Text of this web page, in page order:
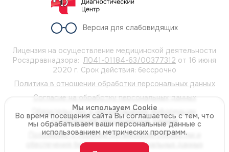
Версия для слабовидящих
Лицензия на осуществление медицинской деятельности
Росздравнадзора: Л041-01184-63/00377312 от 16 июня
2020 г. Срок действия: бессрочно
Политика в отношении обработки персональных данных
Согласие на обработку персональных данных
Обязательство о неразглашении информации,
содержащей персональные данные
Положение о порядке организации обработки и
обеспечения безопасности персональных данных
Мы используем Cookie
Во время посещения сайта Вы соглашаетесь с тем, что
мы обрабатываем ваши персональные данные с
использованием метрических программ.